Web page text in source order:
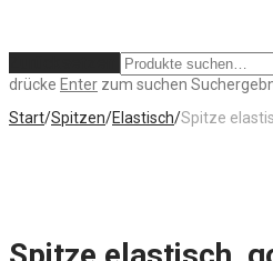
drücke Enter zum suchen
Start/Spitzen/Elastisch/Spitze